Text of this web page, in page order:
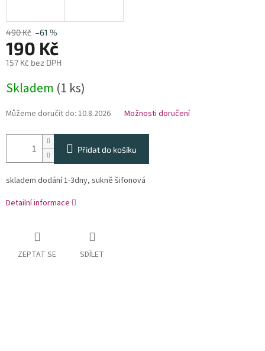
490 Kč –61 %
190 Kč
157 Kč bez DPH
cena:
Skladem (1 ks)
Můžeme doručit do: 10.8.2026 Možnosti doručení
Přidat do košíku
skladem dodání 1-3dny, sukně šifonová
Detailní informace
ZEPTAT SE SDÍLET